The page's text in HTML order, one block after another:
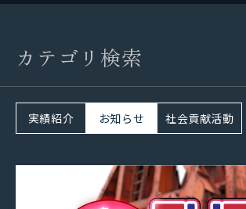
基本方針と基本戦略
タチバナ工業の強み
タチバナ工業はやわかり
カテゴリ検索
実績紹介 お知らせ 社会貢献活動